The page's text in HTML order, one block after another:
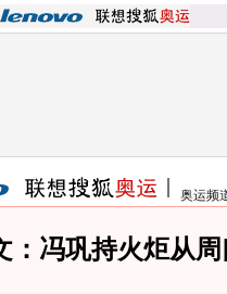
奥运频
：冯巩持火炬从